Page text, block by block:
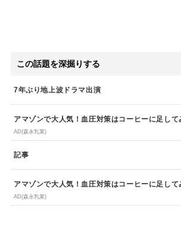
この話題を深掘りする
7年ぶり地上波ドラマ出演
アマゾンで大人気！血圧対策はコーヒーに足して
AD(森永乳業)
記事
アマゾンで大人気！血圧対策はコーヒーに足して
AD(森永乳業)